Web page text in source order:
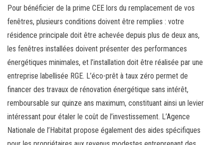
Pour bénéficier de la prime CEE lors du remplacement de vos
fenêtres, plusieurs conditions doivent être remplies : votre
résidence principale doit être achevée depuis plus de deux ans,
les fenêtres installées doivent présenter des performances
énergétiques minimales, et l’installation doit être réalisée par une
entreprise labellisée RGE. L’éco-prêt à taux zéro permet de
financer des travaux de rénovation énergétique sans intérêt,
remboursable sur quinze ans maximum, constituant ainsi un levier
intéressant pour étaler le coût de l’investissement. L’Agence
Nationale de l’Habitat propose également des aides spécifiques